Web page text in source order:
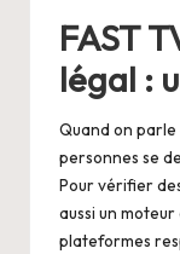
FAST
légal :
Quand on
personnes se
Pour vérifier
aussi un
plateformes